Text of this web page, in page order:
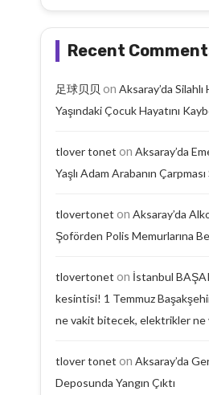
Recent
足球贝贝 on Aksaray’da
Yaşındaki Çocuk Hayatını
tlover tonet on Aksaray’da
Yaşlı Adam Arabanın
tlovertonet on Aksaray’da
Şoförden Polis Memurlarına
tlovertonet on İstanbul
kesintisi! 1 Temmuz
ne vakit bitecek, elektrikler ne
tlover tonet on Aksaray’da
Deposunda Yangın Çıktı